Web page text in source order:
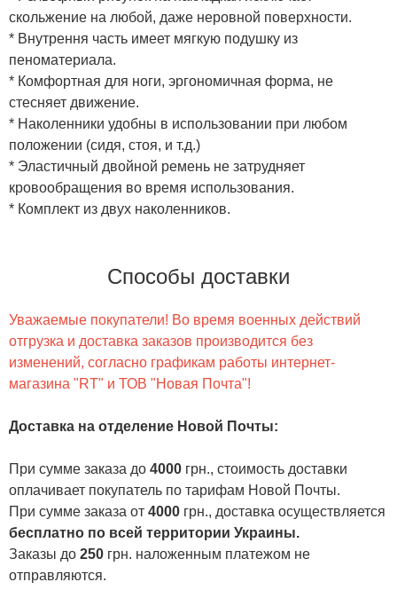
скольжение на любой, даже неровной поверхности.
* Внутрення часть имеет мягкую подушку из
пеноматериала.
* Комфортная для ноги, эргономичная форма, не
стесняет движение.
* Наколенники удобны в использовании при любом
положении (сидя, стоя, и т.д.)
* Эластичный двойной ремень не затрудняет
кровообращения во время использования.
* Комплект из двух наколенников.
Способы доставки
Уважаемые покупатели! Во время военных действий
отгрузка и доставка заказов производится без
изменений, согласно графикам работы интернет-
магазина "RT" и ТОВ "Новая Почта"!
Доставка на отделение Новой Почты:
При сумме заказа до 4000 грн., стоимость доставки
оплачивает покупатель по тарифам Новой Почты.
При сумме заказа от 4000 грн., доставка осуществляется
бесплатно по всей территории Украины.
Заказы до 250 грн. наложенным платежом не
отправляются.